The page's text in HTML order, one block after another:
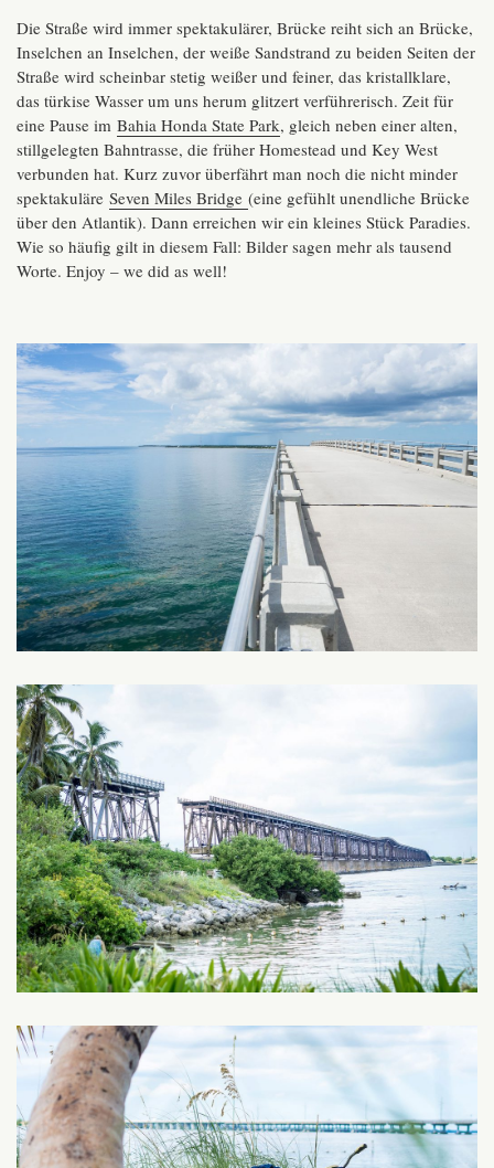
Die Straße wird immer spektakulärer, Brücke reiht sich an Brücke,
Inselchen an Inselchen, der weiße Sandstrand zu beiden Seiten der
Straße wird scheinbar stetig weißer und feiner, das kristallklare,
das türkise Wasser um uns herum glitzert verführerisch. Zeit für
eine Pause im Bahia Honda State Park, gleich neben einer alten,
stillgelegten Bahntrasse, die früher Homestead und Key West
verbunden hat. Kurz zuvor überfährt man noch die nicht minder
spektakuläre Seven Miles Bridge (eine gefühlt unendliche Brücke
über den Atlantik). Dann erreichen wir ein kleines Stück Paradies.
Wie so häufig gilt in diesem Fall: Bilder sagen mehr als tausend
Worte. Enjoy – we did as well!